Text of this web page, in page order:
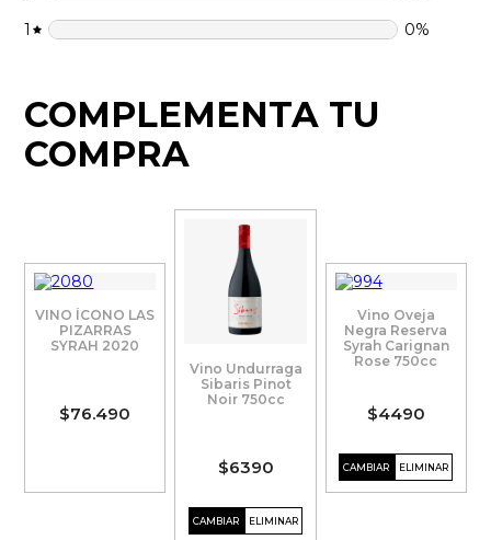
1 0%
COMPLEMENTA TU
COMPRA
VINO ÍCONO LAS
PIZARRAS
SYRAH 2020
$76.490
Vino Oveja
Negra Reserva
Syrah Carignan
Rose 750cc
$4490
Vino Undurraga
Sibaris Pinot
Noir 750cc
$6390